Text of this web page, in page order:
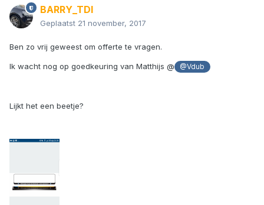
BARRY_TDI
Geplaatst 21 november, 2017
Ben zo vrij geweest om offerte te vragen.
Ik wacht nog op goedkeuring van Matthijs @ @Vdub
Lijkt het een beetje?